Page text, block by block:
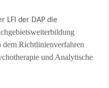
LFI der DAP die
dem Richtlinienverfahren
und Analytische